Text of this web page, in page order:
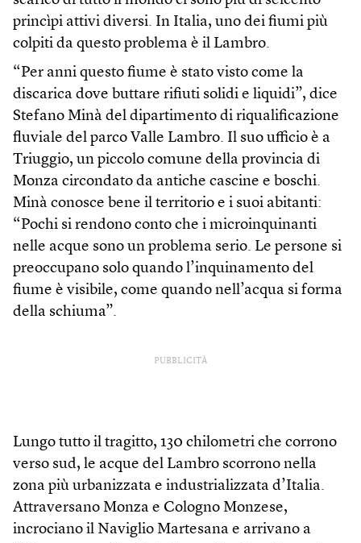
princìpi attivi diversi. In Italia, uno dei fiumi più
colpiti da questo problema è il Lambro.
“Per anni questo fiume è stato visto come la
discarica dove buttare rifiuti solidi e liquidi”, dice
Stefano Minà del dipartimento di riqualificazione
fluviale del parco Valle Lambro. Il suo ufficio è a
Triuggio, un piccolo comune della provincia di
Monza circondato da antiche cascine e boschi.
Minà conosce bene il territorio e i suoi abitanti:
“Pochi si rendono conto che i microinquinanti
nelle acque sono un problema serio. Le persone si
preoccupano solo quando l’inquinamento del
fiume è visibile, come quando nell’acqua si forma
della schiuma”.
PUBBLICITÀ
Lungo tutto il tragitto, 130 chilometri che corrono
verso sud, le acque del Lambro scorrono nella
zona più urbanizzata e industrializzata d’Italia.
Attraversano Monza e Cologno Monzese,
incrociano il Naviglio Martesana e arrivano a